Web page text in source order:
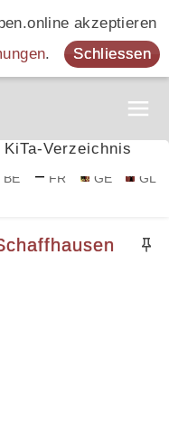
akzeptieren
. Schliessen
KiTa-Verzeichnis
BE FR GE GL